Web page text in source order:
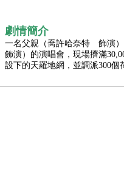
劇情簡介
一名父親（喬許哈奈特 飾演
飾演）的演唱會，現場擠滿
設下的天羅地網，並調派300個